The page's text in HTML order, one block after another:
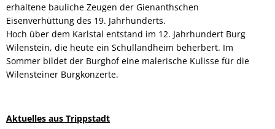
erhaltene bauliche Zeugen der Gienanthschen
Eisenverhüttung des 19. Jahrhunderts.
Hoch über dem Karlstal entstand im 12. Jahrhundert Burg
Wilenstein, die heute ein Schullandheim beherbert. Im
Sommer bildet der Burghof eine malerische Kulisse für die
Wilensteiner Burgkonzerte.
Aktuelles aus Trippstadt